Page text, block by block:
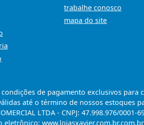
trabalhe conosco
mapa do site
condições de pagamento exclusivos
até o término de nossos estoques
LTDA - CNPJ: 47.998.976/
eletrônico: